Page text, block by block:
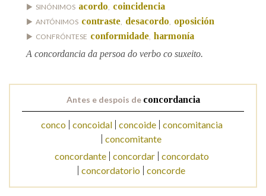
Contén
BUSCAR NO CONTIDO
Nas definicións
Nos exemplos
SINÓNIMOS acordo coincidencia
ANTÓNIMOS contraste desacordo oposición
CONFRÓNTESE conformidade harmonía
A concordancia da persoa do verbo co suxeito.
Antes e despois de concordancia
conco concoidal concoide
concomitancia
concomitante
concordante
concordar
concordato
concordatorio concorde